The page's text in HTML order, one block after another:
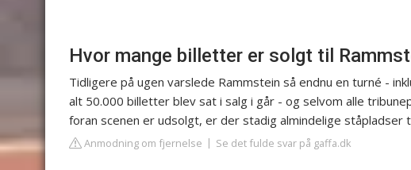
Hvor mange billetter er solgt til
Tidligere på ugen varslede Rammstein så endnu en turné -
alt 50.000 billetter blev sat i salg i går - og selvom alle
foran scenen er udsolgt, er der stadig almindelige ståpladser
Anmodning om fjernelse Se det fulde svar på gaffa.dk